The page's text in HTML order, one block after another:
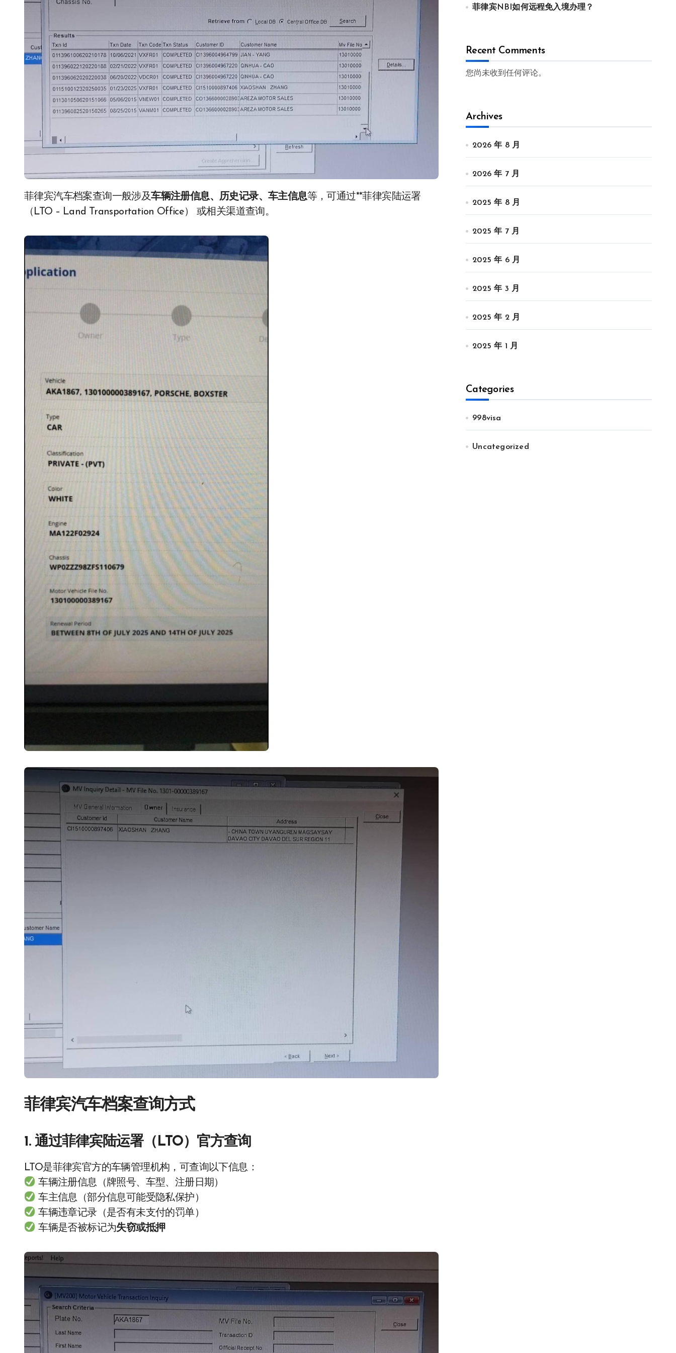
菲律宾汽车档案查询一般涉及车辆注册信息、历史记录、车主信息等，可通过**菲律宾陆运署
（LTO – Land Transportation Office） 或相关渠道查询。
菲律宾汽车档案查询方式
1. 通过菲律宾陆运署（LTO）官方查询
LTO是菲律宾官方的车辆管理机构，可查询以下信息：
车辆注册信息（牌照号、车型、注册日期）
车主信息（部分信息可能受隐私保护）
车辆违章记录（是否有未支付的罚单）
车辆是否被标记为失窃或抵押
菲律宾NBI如何远程免入境办理？
Recent Comments
您尚未收到任何评论。
Archives
2026 年 8 月
2026 年 7 月
2025 年 8 月
2025 年 7 月
2025 年 6 月
2025 年 3 月
2025 年 2 月
2025 年 1 月
Categories
998visa
Uncategorized